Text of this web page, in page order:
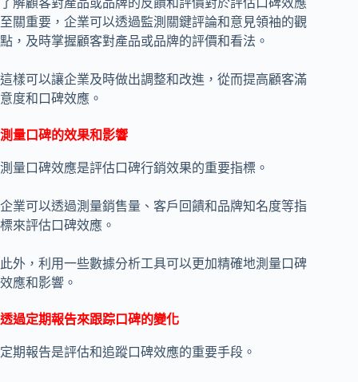
了解顧客對產品或品牌的反饋和評價對於評估口碑效應
至關重要，企業可以透過監測關鍵評論和意見領袖的觀
點，及時掌握顧客對產品或品牌的評價和看法。
這樣可以讓企業及時做出調整和改進，從而提高顧客滿
意度和口碑效應。
測量口碑的效果和影響
測量口碑效應是評估口碑行銷效果的重要指標。
企業可以透過測量銷售量、客戶回饋和品牌知名度等指
標來評估口碑效應。
此外，利用一些數據分析工具可以更加精確地測量口碑
效應和影響。
透過定期報告來跟踪口碑的變化
定期報告是評估和追蹤口碑效應的重要手段。